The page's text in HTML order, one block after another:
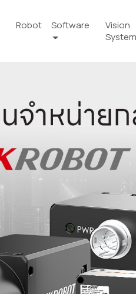
Robot Software
Vision